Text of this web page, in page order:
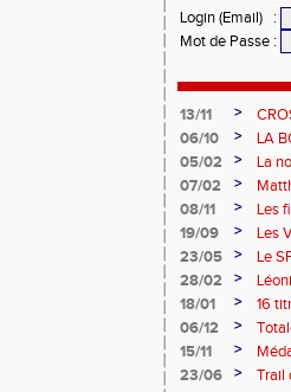
Login (Email)
:
Mot de Passe :
13/11 >
06/10
>
LA
05/02
>
La
07/02
>
08/11
>
Les
19/09
>
Les
23/05
>
Le
28/02
>
!
18/01 >
16
06/12
>
15/11
>
23/06
>
Trail